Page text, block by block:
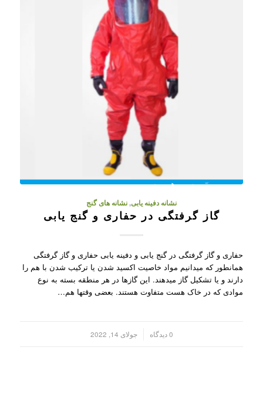
نشانه دفینه یابی,نشانه های گنج
گاز گرفتگی در حفاری و گنج یابی
حفاری و گاز گرفتگی در گنج یابی و دفینه یابی حفاری و گاز گرفتگی
همانطور که میدانیم مواد خاصیت اکسید شدن یا ترکیب شدن با هم را
دارند و یا تشکیل گاز میدهند. این گازها در هر منطقه بسته به نوع
موادی که در خاک هست متفاوت هستند. بعضی وقتها هم…
0 دیدگاه جولای 14, 2022